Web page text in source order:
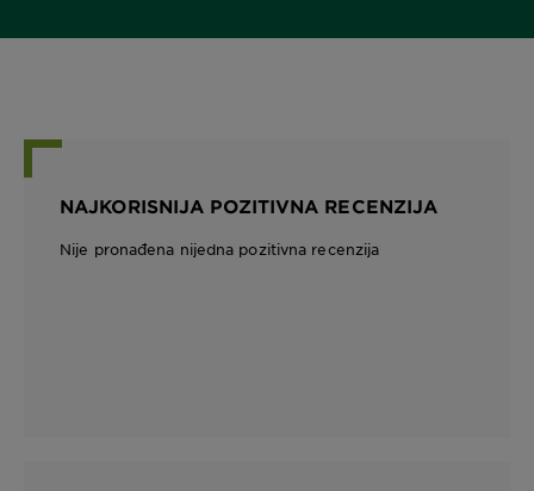
NAJKORISNIJA POZITIVNA RECENZIJA
Nije pronađena nijedna pozitivna recenzija